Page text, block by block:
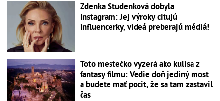
Zdenka Studenková dobyla
Instagram: Jej výroky citujú
influencerky, videá preberajú médiá!
Toto mestečko vyzerá ako kulisa z
fantasy filmu: Vedie doň jediný most
a budete mať pocit, že sa tam zastavil
čas